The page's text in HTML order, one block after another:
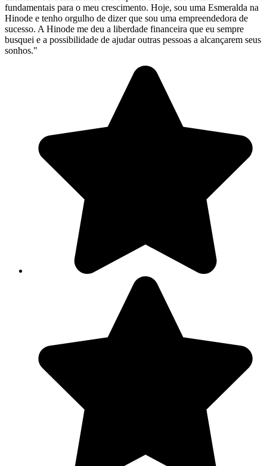
fundamentais para o meu crescimento. Hoje, sou uma Esmeralda na
Hinode e tenho orgulho de dizer que sou uma empreendedora de
sucesso. A Hinode me deu a liberdade financeira que eu sempre
busquei e a possibilidade de ajudar outras pessoas a alcançarem seus
sonhos."